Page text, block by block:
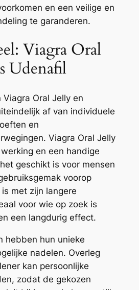
en een veilige en
te garanderen.
Viagra Oral
Udenafil
Viagra Oral Jelly en
af van individuele
en
Viagra Oral Jelly
en een handige
geschikt is voor mensen
voorop
met zijn langere
voor wie op zoek is
een langdurig effect.
hebben hun unieke
nadelen. Overleg
kan persoonlijke
zodat de gekozen